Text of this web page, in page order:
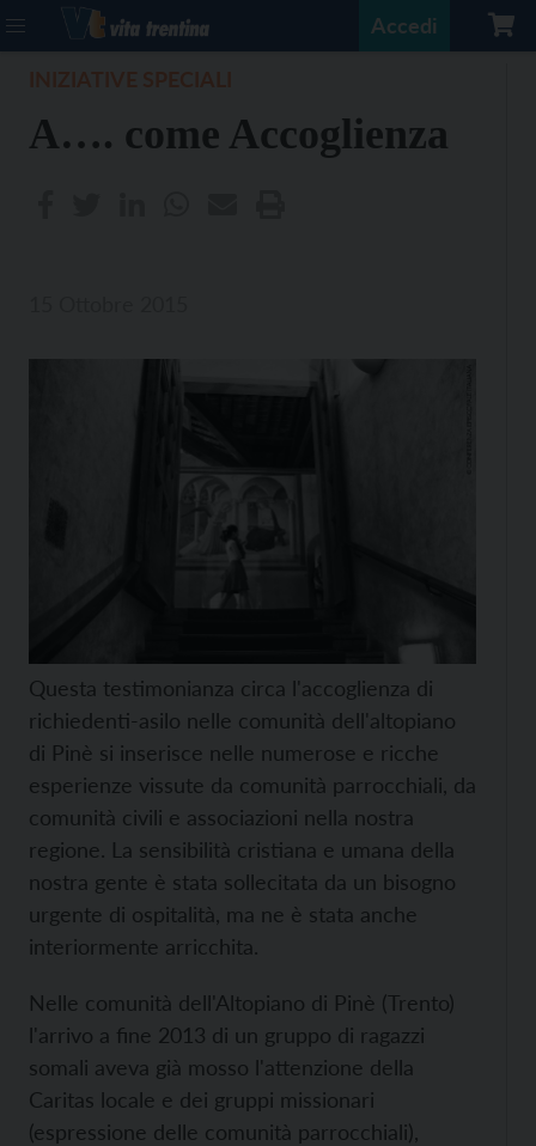
Accedi
A…. come Accoglienza
Questa testimonianza circa l'accoglienza di
richiedenti-asilo nelle comunità dell'altopiano
di Pinè si inserisce nelle numerose e ricche
esperienze vissute da comunità parrocchiali, da
comunità civili e associazioni nella nostra
regione. La sensibilità cristiana e umana della
nostra gente è stata sollecitata da un bisogno
urgente di ospitalità, ma ne è stata anche
interiormente arricchita.
Nelle comunità dell'Altopiano di Pinè (Trento)
l'arrivo a fine 2013 di un gruppo di ragazzi
somali aveva già mosso l'attenzione della
Caritas locale e dei gruppi missionari
(espressione delle comunità parrocchiali),